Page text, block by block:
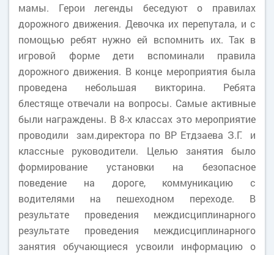
мамы. Герои легенды беседуют о правилах
дорожного движения. Девочка их перепутала, и с
помощью ребят нужно ей вспомнить их. Так в
игровой форме дети вспоминали правила
дорожного движения. В конце мероприятия была
проведена небольшая викторина. Ребята
блестяще отвечали на вопросы. Самые активные
были награждены. В 8-х классах это мероприятие
проводили зам.директора по ВР Етдзаева З.Г. и
классные руководители. Целью занятия было
формирование установки на безопасное
поведение на дороге, коммуникацию с
водителями на пешеходном переходе. В
результате проведения междисциплинарного
результате проведения междисциплинарного
занятия обучающиеся усвоили информацию о